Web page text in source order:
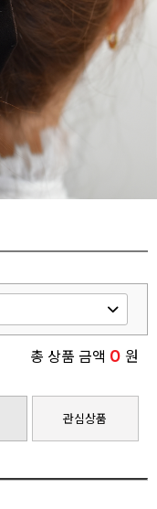
총 상품 금액 0 원
관심상품